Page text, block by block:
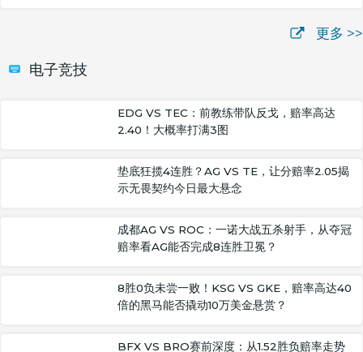
更多 >>
电子竞技
EDG VS TEC：前教练带队反戈，赔率高达
2.40！大概率打满3图
垫底狂揽4连胜？AG VS TE，让分赔率2.05揭
示无畏契约今日最大悬念
成都AG VS ROC：一诺大战五杀射手，从夺冠
赔率看AG能否完成8连胜卫冕？
8胜0负未尝一败！KSG VS GKE，赔率高达40
倍的黑马能否撬动10万美金悬赏？
BFX VS BRO赛前深度：从1.52胜负赔率走势